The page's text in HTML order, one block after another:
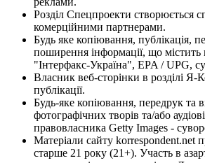
Розділ Спецпроекти створюється
комерційними партнерами.
Будь яке копіювання, публікація,
поширення інформації, що містить
"Інтерфакс-Україна", EPA / UPG,
Власник веб-сторінки в розділі Я-
публікації.
Будь-яке копіювання, передрук та
фотографічних творів та/або
правовласника Getty Images -
Матеріали сайту korrespondent.net
старше 21 року (21+). Участь в